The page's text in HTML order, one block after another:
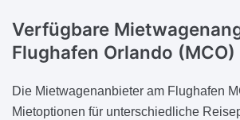
Verfügbare
Flughafen Orlando (MCO)
Die Mietwagenanbieter am Flughafen
Mietoptionen für unterschiedliche